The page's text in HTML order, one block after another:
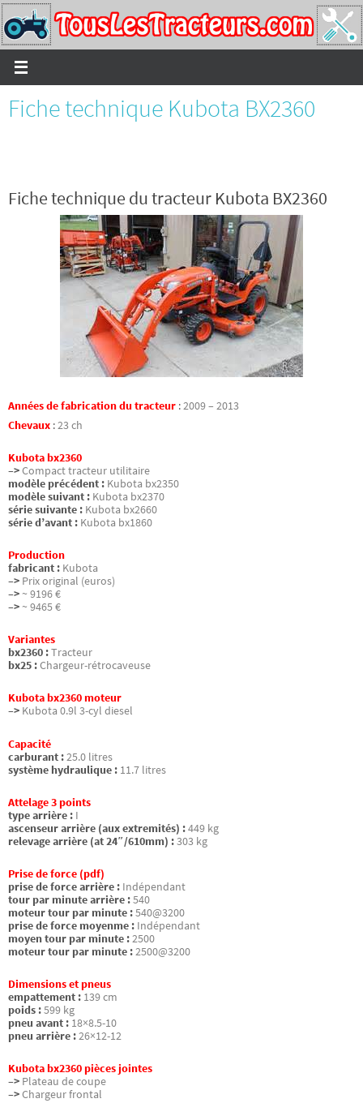
Passer
vers
le
contenu
Fiche technique Kubota BX2360
Fiche technique du tracteur Kubota BX2360
Années de fabrication du tracteur :2009 – 2013
Chevaux :23 ch
Kubota bx2360
–>Compact tracteur utilitaire
modèle précédent : Kubota bx2350
modèle suivant : Kubota bx2370
série suivante : Kubota bx2660
série d’avant : Kubota bx1860
Production
fabricant : Kubota
–> Prix original (euros)
–> ~ 9196 €
–> ~ 9465 €
Variantes
bx2360 :Tracteur
bx25 :Chargeur-rétrocaveuse
Kubota bx2360 moteur
–> Kubota 0.9l 3-cyl diesel
Capacité
carburant :25.0 litres
système hydraulique : 11.7 litres
Attelage 3 points
type arrière : I
ascenseur arrière (aux extremités) :449 kg
relevage arrière (at 24″/610mm) :303 kg
Prise de force (pdf)
prise de force arrière : Indépendant
tour par minute arrière :540
moteur tour par minute :540@3200
prise de force moyenme : Indépendant
moyen tour par minute :2500
moteur tour par minute :2500@3200
Dimensions et pneus
empattement : 139 cm
poids :599 kg
pneu avant : 18×8.5-10
pneu arrière :26×12-12
Kubota bx2360 pièces jointes
–> Plateau de coupe
–>Chargeur frontal